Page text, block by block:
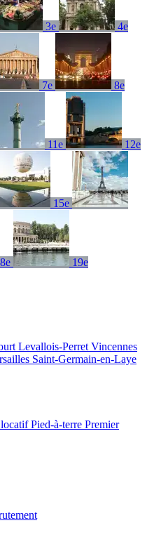
3e 4e
7e 8e
11e 12e
15e
19e
Levallois-Perret Vincennes
Saint-Germain-en-Laye
locatifPied-à-terre Premier